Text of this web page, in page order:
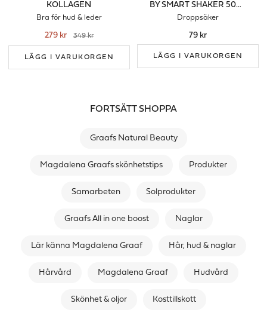
KOLLAGEN
Bra för hud & leder
279 kr 349 kr
LÄGG I VARUKORGEN
BY SMART SHAKER 500 ML
Droppsäker
79 kr
LÄGG I VARUKORGEN
FORTSÄTT SHOPPA
Graafs Natural Beauty
Magdalena Graafs skönhetstips Produkter
Samarbeten Solprodukter
Graafs All in one boost Naglar
Lär känna Magdalena Graaf Hår, hud & naglar
Hårvård Magdalena Graaf Hudvård
Skönhet & oljor Kosttillskott